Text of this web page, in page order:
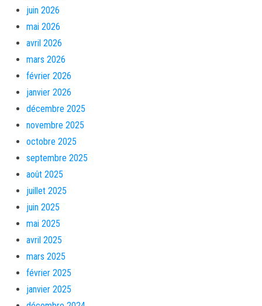
juin 2026
mai 2026
avril 2026
mars 2026
février 2026
janvier 2026
décembre 2025
novembre 2025
octobre 2025
septembre 2025
août 2025
juillet 2025
juin 2025
mai 2025
avril 2025
mars 2025
février 2025
janvier 2025